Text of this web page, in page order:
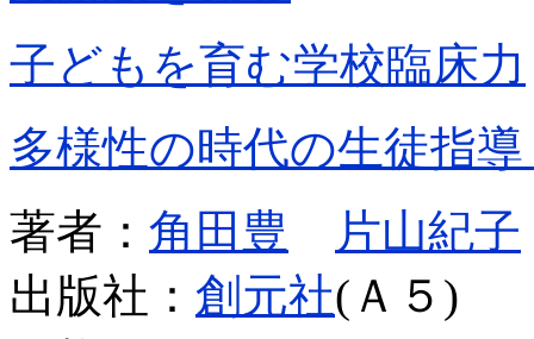
子どもを育む学校臨床力
多様性の時代の生徒指
著者： 角田豊
片山紀子
出版社： 創元社(Ａ５)